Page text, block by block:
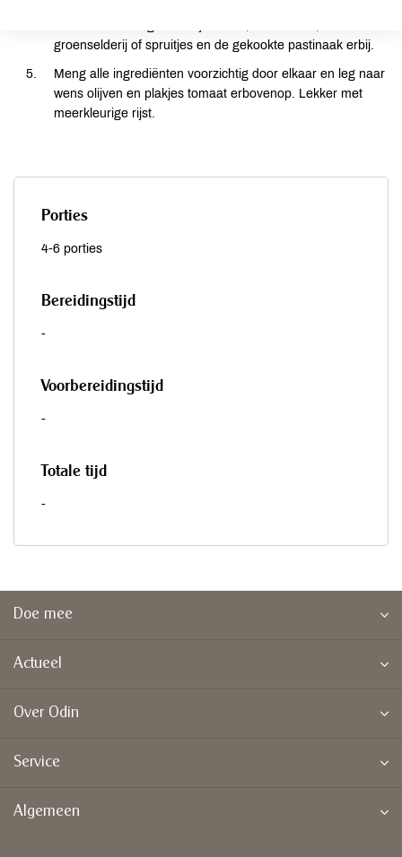
groenselderij of spruitjes en de gekookte pastinaak erbij.
Meng alle ingrediënten voorzichtig door elkaar en leg naar
wens olijven en plakjes tomaat erbovenop. Lekker met
meerkleurige rijst.
Porties
4-6 porties
Bereidingstijd
-
Voorbereidingstijd
-
Totale tijd
-
Doe mee
Actueel
Over Odin
Service
Algemeen